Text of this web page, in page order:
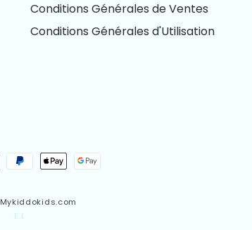
Conditions Générales de Ventes
Conditions Générales d'Utilisation
Mykiddokids.com
E.L